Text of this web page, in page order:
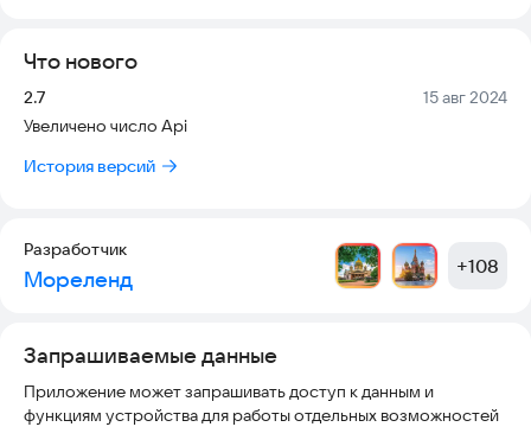
Что нового
Версия:
2.7 Дата:
15 авг 2024
Увеличено число Api
История версий
Разработчик
Мореленд +108
Запрашиваемые данные
Приложение может запрашивать доступ к данным и
функциям устройства для работы отдельных возможностей